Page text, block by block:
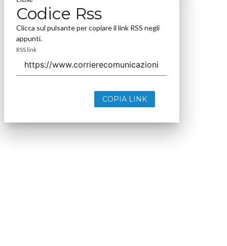
Codice Rss
Clicca sul pulsante per copiare il link RSS negli
appunti.
RSS link
COPIA LINK